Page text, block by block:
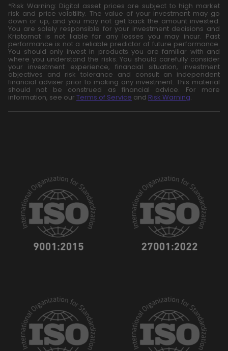
*Risk Warning: Digital asset prices are subject to high market
risk and price volatility. The value of your investment may go
down or up, and you may not get back the amount invested.
You are solely responsible for your investment decisions and
Kriptomat is not liable for any losses you may incur. Past
performance is not a reliable predictor of future performance.
You should only invest in products you are familiar with and
where you understand the risks. You should carefully consider
your investment experience, financial situation, investment
objectives and risk tolerance and consult an independent
financial adviser prior to making any investment. This material
should not be construed as financial advice. For more
information, see our Terms of Service and Risk Warning.